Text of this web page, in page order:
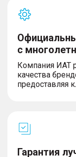
с
Компания ИАТ
качества
предоставляя
Гарантия